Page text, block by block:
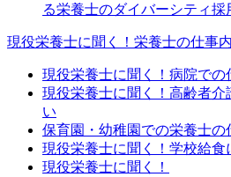
る栄養士のダイバーシティ採
現役栄養士に聞く！栄養士の仕事
現役栄養士に聞く！病院での
現役栄養士に聞く！高齢者
い
保育園・幼稚園での栄養士の
現役栄養士に聞く！学校給
現役栄養士に聞く！